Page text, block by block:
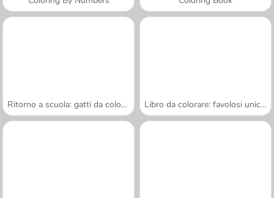
Ritorno a scuola: gatti da colorare Libro da colorare: favolosi unicorni